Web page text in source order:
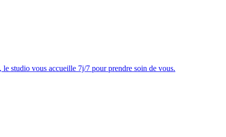
studio vous accueille 7j/7 pour prendre soin de vous.